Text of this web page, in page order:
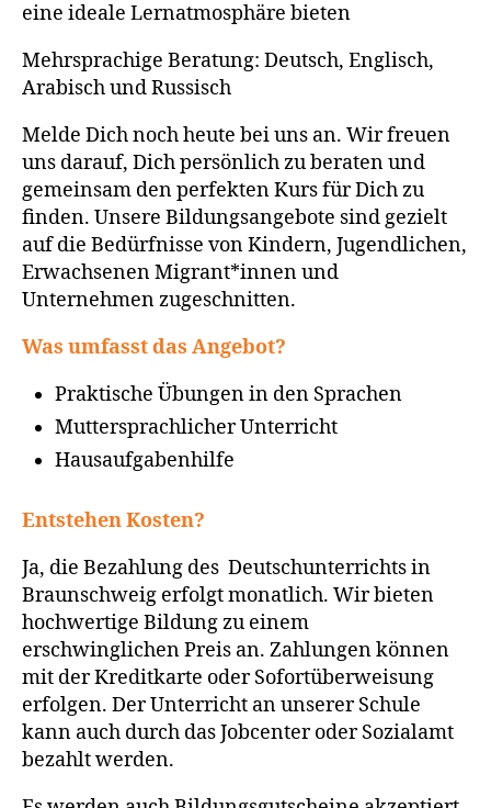
eine ideale Lernatmosphäre bieten
Mehrsprachige Beratung: Deutsch, Englisch,
Arabisch und Russisch
Melde Dich noch heute bei uns an. Wir freuen
uns darauf, Dich persönlich zu beraten und
gemeinsam den perfekten Kurs für Dich zu
finden. Unsere Bildungsangebote sind gezielt
auf die Bedürfnisse von Kindern, Jugendlichen,
Erwachsenen Migrant*innen und
Unternehmen zugeschnitten.
Was umfasst das Angebot?
Praktische Übungen in den Sprachen
Muttersprachlicher Unterricht
Hausaufgabenhilfe
Entstehen Kosten?
Ja, die Bezahlung des Deutschunterrichts in
Braunschweig erfolgt monatlich. Wir bieten
hochwertige Bildung zu einem
erschwinglichen Preis an. Zahlungen können
mit der Kreditkarte oder Sofortüberweisung
erfolgen. Der Unterricht an unserer Schule
kann auch durch das Jobcenter oder Sozialamt
bezahlt werden.